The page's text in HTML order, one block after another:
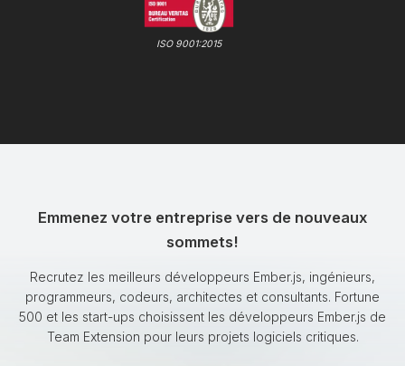
ISO 9001:2015
Emmenez votre entreprise vers de nouveaux
sommets!
Recrutez les meilleurs développeurs Ember.js, ingénieurs,
programmeurs, codeurs, architectes et consultants. Fortune
500 et les start-ups choisissent les développeurs Ember.js de
Team Extension pour leurs projets logiciels critiques.